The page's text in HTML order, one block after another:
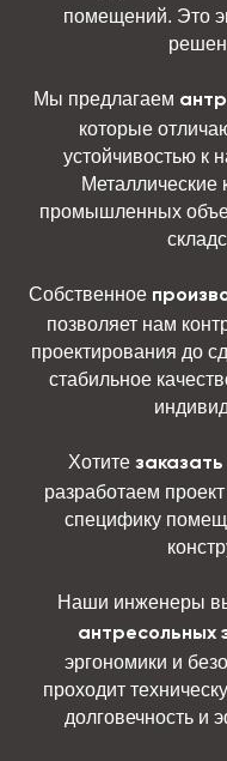
помещений. Это
Мы предлагаем
которые
устойчивостью к
Металлические
промышленных
Собственное
позволяет нам
проектирования до
стабильное
Хотите
разработаем
специфику
Наши инженеры
антресольных
эргономики и
проходит
долговечность и